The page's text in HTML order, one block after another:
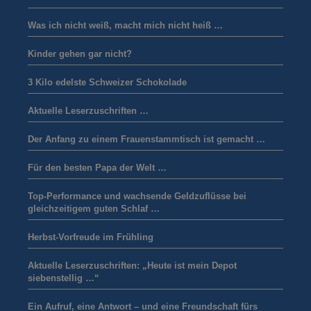
Was ich nicht weiß, macht mich nicht heiß …
Kinder gehen gar nicht?
3 Kilo edelste Schweizer Schokolade
Aktuelle Leserzuschriften …
Der Anfang zu einem Frauenstammtisch ist gemacht …
Für den besten Papa der Welt …
Top-Performance und wachsende Geldzuflüsse bei
gleichzeitigem guten Schlaf …
Herbst-Vorfreude im Frühling
Aktuelle Leserzuschriften: „Heute ist mein Depot
siebenstellig …“
Ein Aufruf, eine Antwort – und eine Freundschaft fürs